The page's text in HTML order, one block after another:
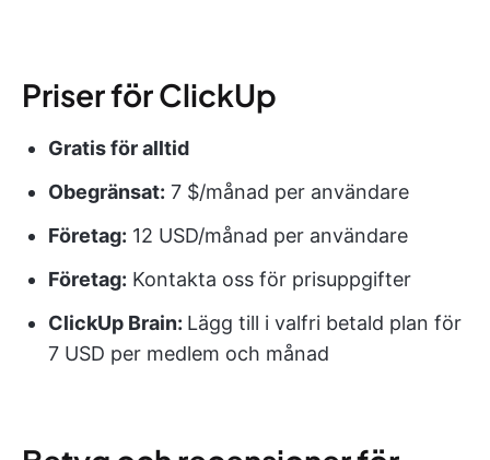
Priser för ClickUp
Gratis för alltid
Obegränsat: 7 $/månad per användare
Företag: 12 USD/månad per användare
Företag: Kontakta oss för prisuppgifter
ClickUp Brain: Lägg till i valfri betald plan för
7 USD per medlem och månad